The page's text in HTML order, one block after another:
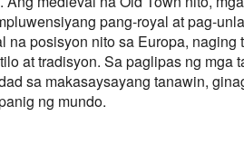
pang-royal at pag-
posisyon nito sa Europa,
at tradisyon. Sa paglipas ng
sa makasaysayang tanawin,
ng mundo.